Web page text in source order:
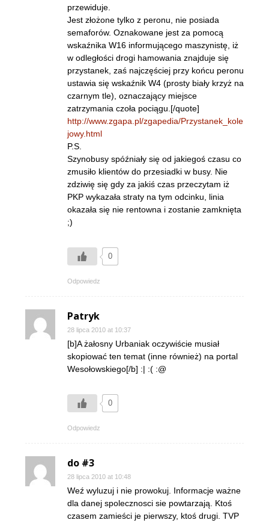
przewiduje.
Jest złożone tylko z peronu, nie posiada
semaforów. Oznakowane jest za pomocą
wskaźnika W16 informującego maszynistę, iż
w odległości drogi hamowania znajduje się
przystanek, zaś najczęściej przy końcu peronu
ustawia się wskaźnik W4 (prosty biały krzyż na
czarnym tle), oznaczający miejsce
zatrzymania czoła pociągu.[/quote]
http://www.zgapa.pl/zgapedia/Przystanek_kole
jowy.html
P.S.
Szynobusy spóźniały się od jakiegoś czasu co
zmusiło klientów do przesiadki w busy. Nie
zdziwię się gdy za jakiś czas przeczytam iż
PKP wykazała straty na tym odcinku, linia
okazała się nie rentowna i zostanie zamknięta
;)
0
Odpowiedz
Patryk
28 lipca 2010 at 10:37
[b]A żałosny Urbaniak oczywiście musiał
skopiować ten temat (inne również) na portal
Wesołowskiego[/b] :| :( :@
0
Odpowiedz
do #3
28 lipca 2010 at 10:48
Weź wyluzuj i nie prowokuj. Informacje ważne
dla danej spolecznosci sie powtarzają. Ktoś
czasem zamieści je pierwszy, ktoś drugi. TVP